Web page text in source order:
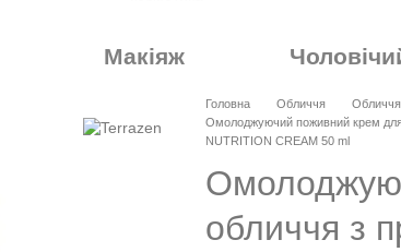
Макіяж
Головна Обличчя
Омолоджуючий поживний крем
NUTRITION CREAM 50 ml
обличчя з